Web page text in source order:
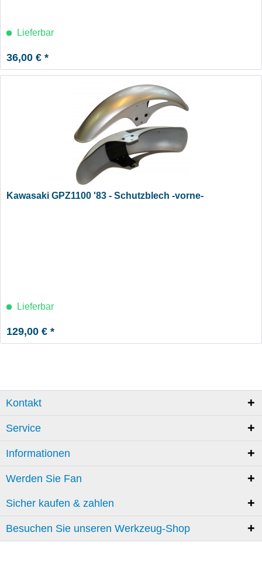
Lieferbar
36,00 € *
Kawasaki GPZ1100 '83 - Schutzblech -vorne-
Lieferbar
129,00 € *
Kontakt
Service
Informationen
Werden Sie Fan
Sicher kaufen & zahlen
Besuchen Sie unseren Werkzeug-Shop